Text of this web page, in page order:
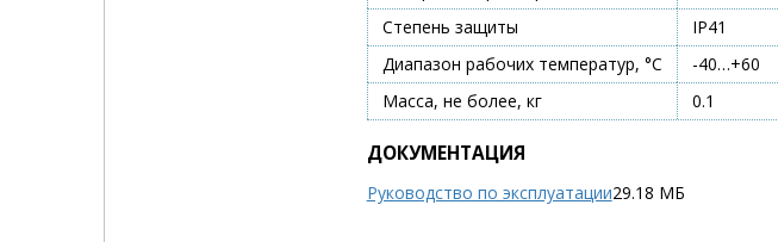
Степень защиты
IP41
Диапазон рабочих температур, °С
-40…+60
Масса, не более, кг
0.1
ДОКУМЕНТАЦИЯ
Руководство по эксплуатации29.18 МБ